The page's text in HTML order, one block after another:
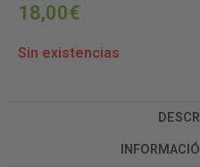
18,00€
Sin existencias